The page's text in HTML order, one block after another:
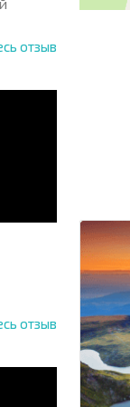
отзыв
отзыв
States
+1
* Поля